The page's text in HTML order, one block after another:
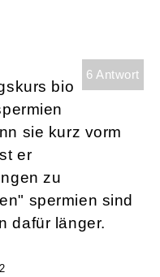
6 Antwort
bio
sie kurz vorm
er
zu
spermien sind
dafür länger.